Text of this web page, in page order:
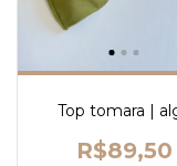
Top tomara |
R$89,50